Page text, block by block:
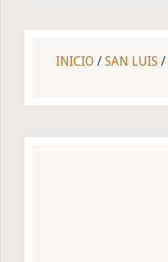
INICIO / SAN LUIS /